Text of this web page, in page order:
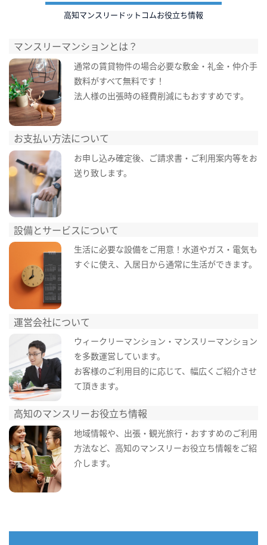
高知マンスリードットコムお役立ち情報
マンスリーマンションとは？
通常の賃貸物件の場合必要な敷金・礼金・仲介手
数料がすべて無料です！
法人様の出張時の経費削減にもおすすめです。
お支払い方法について
お申し込み確定後、ご請求書・ご利用案内等をお
送り致します。
設備とサービスについて
生活に必要な設備をご用意！水道やガス・電気も
すぐに使え、入居日から通常に生活ができます。
運営会社について
ウィークリーマンション・マンスリーマンション
を多数運営しています。
お客様のご利用目的に応じて、幅広くご紹介させ
て頂きます。
高知のマンスリーお役立ち情報
地域情報や、出張・観光旅行・おすすめのご利用
方法など、高知のマンスリーお役立ち情報をご紹
介します。